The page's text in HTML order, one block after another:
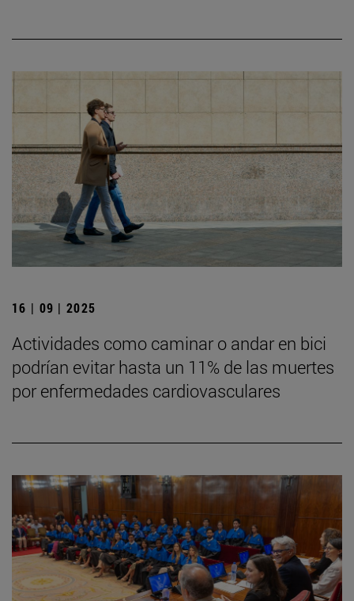
16 | 09 | 2025
Actividades como caminar o andar en bici
podrían evitar hasta un 11% de las muertes
por enfermedades cardiovasculares